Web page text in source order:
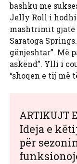
bashku me
Jelly Roll i
mashtrimit gjatë
Saratoga
gënjeshtar”. Më
askënd”. Ylli i
“shoqen e tij më
ARTIKUJT
Ideja e
për